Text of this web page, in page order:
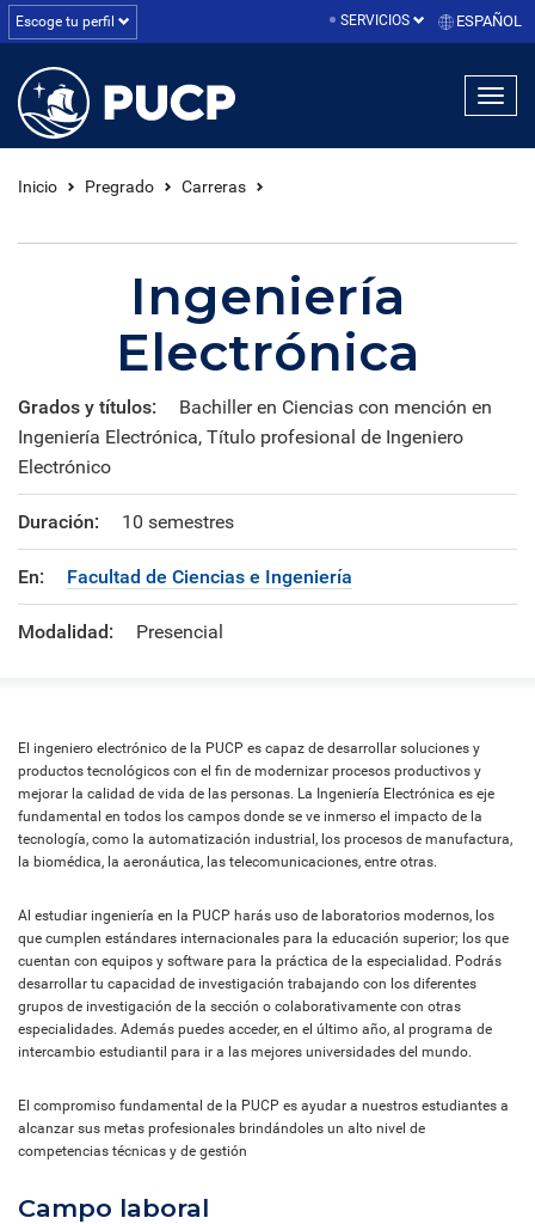
Escoge tu perfil SERVICIOS ESPAÑOL
Inicio Pregrado Carreras
Ingeniería
Electrónica
Grados y títulos:
Bachiller en Ciencias con mención en
Ingeniería Electrónica, Título profesional de Ingeniero
Electrónico
Duración: 10 semestres
En: Facultad de Ciencias e Ingeniería
Modalidad: Presencial
El ingeniero electrónico de la PUCP es capaz de desarrollar soluciones y
productos tecnológicos con el fin de modernizar procesos productivos y
mejorar la calidad de vida de las personas. La Ingeniería Electrónica es eje
fundamental en todos los campos donde se ve inmerso el impacto de la
tecnología, como la automatización industrial, los procesos de manufactura,
la biomédica, la aeronáutica, las telecomunicaciones, entre otras.
Al estudiar ingeniería en la PUCP harás uso de laboratorios modernos, los
que cumplen estándares internacionales para la educación superior; los que
cuentan con equipos y software para la práctica de la especialidad. Podrás
desarrollar tu capacidad de investigación trabajando con los diferentes
grupos de investigación de la sección o colaborativamente con otras
especialidades. Además puedes acceder, en el último año, al programa de
intercambio estudiantil para ir a las mejores universidades del mundo.
El compromiso fundamental de la PUCP es ayudar a nuestros estudiantes a
alcanzar sus metas profesionales brindándoles un alto nivel de
competencias técnicas y de gestión
Campo laboral